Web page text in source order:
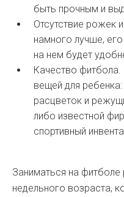
быть прочным и
Отсутствие рожек
намного лучше,
на нем будет
Качество
вещей для
расцветок и
либо известной
спортивный
Заниматься на
недельного возраста,